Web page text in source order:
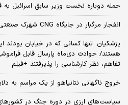
حمله دوباره نخست وزیر سابق اسرائیل به
انفجار مرگبار در جایگاه CNG شهرک صنعتی صحنه + جزئیات
پزشکیان: تنها کسانی که در خیابان بودند
هستند/ حوادث دی‌ماه پارسال قابل
تفاهم، نظر کارشناسی را پذیرفتند +فیلم
خروج ناگهانی نتانیاهو از یک مراسم به
سیاست‌های ارزی در دوره جنگ در